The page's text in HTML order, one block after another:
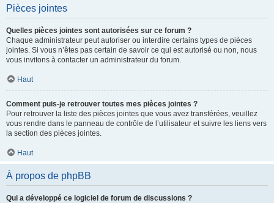
Pièces jointes
Quelles pièces jointes sont autorisées sur ce forum ?
Chaque administrateur peut autoriser ou interdire certains types de pièces
jointes. Si vous n’êtes pas certain de savoir ce qui est autorisé ou non, nous
vous invitons à contacter un administrateur du forum.
Haut
Comment puis-je retrouver toutes mes pièces jointes ?
Pour retrouver la liste des pièces jointes que vous avez transférées, veuillez
vous rendre dans le panneau de contrôle de l’utilisateur et suivre les liens vers
la section des pièces jointes.
Haut
À propos de phpBB
Qui a développé ce logiciel de forum de discussions ?